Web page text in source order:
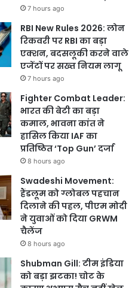
7 hours ago
RBI New Rules 2026: लोन
रिकवरी पर RBI का बड़ा
एक्शन, बदसलूकी करने वाले
एजेंटों पर सख्त नियम लागू
7 hours ago
Fighter Combat Leader:
भारत की बेटी का बड़ा
कमाल, भावना कांत ने
हासिल किया IAF का
प्रतिष्ठित ‘Top Gun’ दर्जा
8 hours ago
Swadeshi Movement:
हैंडलूम को ग्लोबल पहचान
दिलाने की पहल, पीएम मोदी
ने युवाओं को दिया GRWM
चैलेंज
8 hours ago
Shubman Gill: टीम इंडिया
को बड़ा झटका! चोट के